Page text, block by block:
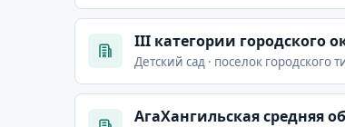
III категории городского
Детский сад · поселок городского
АгаХангильская средняя